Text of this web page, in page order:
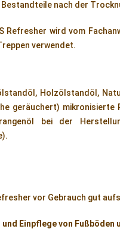
nach der
Refresher wird vom
verwendet.
Holzölstandöl,
geräuchert)
bei der
vor Gebrauch gut
Einpflege von Fußböden